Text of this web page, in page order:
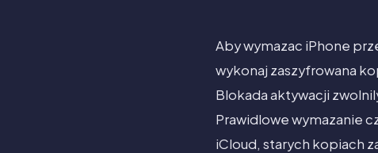
Aby wymazac iPhone
wykonaj zaszyfrowana
Blokada aktywacji
Prawidlowe wymazanie
iCloud, starych kopiach